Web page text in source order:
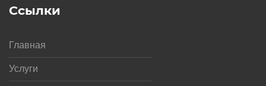
Ссылки
Главная
Услуги